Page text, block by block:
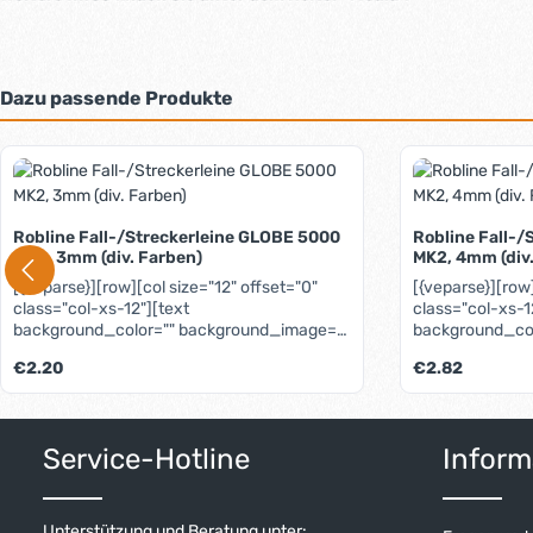
Dazu passende Produkte
Produktgalerie überspringen
Robline Fall-/Streckerleine GLOBE 5000
MK2, 3mm (div. Farben)
[{veparse}][row][col size="12" offset="0"
class="col-xs-12"][text
background_color="" background_image=""
class=""]Das Top-Produkt unter den
ummantelten Dyneema/Spectra®-Leinen.
Als Fall-, Strecker- und Trimm-Leine
sich durch äußerst geringe Dehnung und
noch einen hervorragenden Grip. Die
Verarbeitung bewirkt geringste Kern-
Regulärer Preis:
€2.20
Robline Fall-/
MK2, 4mm
class="col-xs-
class=""]Das
ummantelten
Als Fall-,
sich durch
noch einen
Regulärer Preis:
€2.82
Service-Hotline